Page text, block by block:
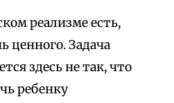
реализме есть,
ценного. Задача
здесь не так, что
ребенку